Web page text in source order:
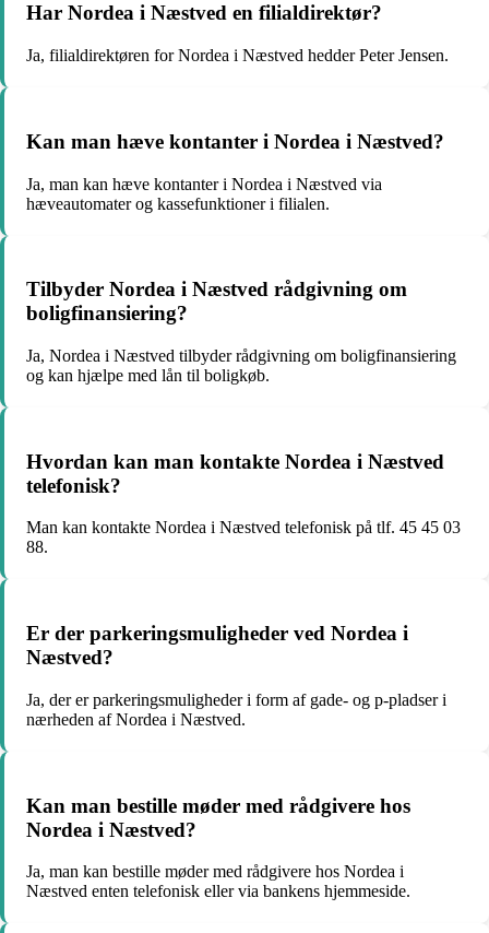
Har Nordea i Næstved en filialdirektør?
Ja, filialdirektøren for Nordea i Næstved hedder Peter Jensen.
Kan man hæve kontanter i Nordea i Næstved?
Ja, man kan hæve kontanter i Nordea i Næstved via
hæveautomater og kassefunktioner i filialen.
Tilbyder Nordea i Næstved rådgivning om
boligfinansiering?
Ja, Nordea i Næstved tilbyder rådgivning om boligfinansiering
og kan hjælpe med lån til boligkøb.
Hvordan kan man kontakte Nordea i Næstved
telefonisk?
Man kan kontakte Nordea i Næstved telefonisk på tlf. 45 45 03
88.
Er der parkeringsmuligheder ved Nordea i
Næstved?
Ja, der er parkeringsmuligheder i form af gade- og p-pladser i
nærheden af Nordea i Næstved.
Kan man bestille møder med rådgivere hos
Nordea i Næstved?
Ja, man kan bestille møder med rådgivere hos Nordea i
Næstved enten telefonisk eller via bankens hjemmeside.